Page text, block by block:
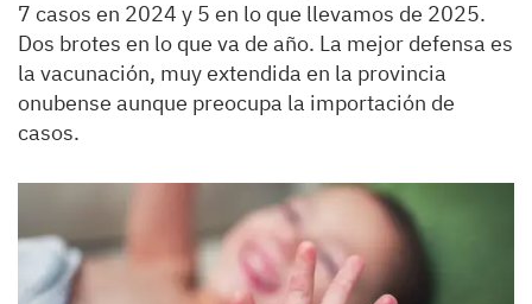
7 casos en 2024 y 5 en lo que llevamos de 2025.
Dos brotes en lo que va de año. La mejor defensa es
la vacunación, muy extendida en la provincia
onubense aunque preocupa la importación de
casos.